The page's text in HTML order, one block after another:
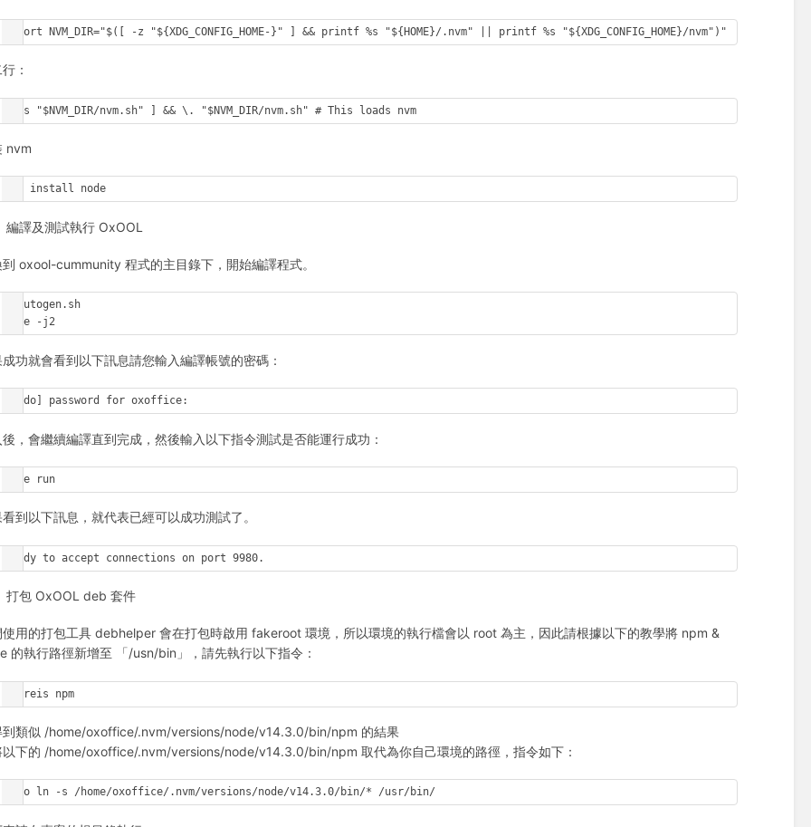
export NVM_DIR="$([ -z "${XDG_CONFIG_HOME-}" ] && printf %s "${HOME}/.nvm" || printf %s "${XDG_CONFIG_HOME}/nvm")"
：
[ -s "$NVM_DIR/nvm.sh" ] && \. "$NVM_DIR/nvm.sh" # This loads nvm
nvm
nvm install node
編譯及測試執行 OxOOL
到 oxool-cummunity 程式的主目錄下，開始編譯程式。
./autogen.sh
make -j2
功就會看到以下訊息請您輸入編譯帳號的密碼：
[sudo] password for oxoffice:
，會繼續編譯直到完成，然後輸入以下指令測試是否能運行成功：
make run
到以下訊息，就代表已經可以成功測試了。
Ready to accept connections on port 9980.
打包 OxOOL deb 套件
使用的打包工具 debhelper 會在打包時啟用 fakeroot 環境，所以環境的執行檔會以 root 為主，因此請根據以下的教學將 npm &
的執行路徑新增至 「/usn/bin」，請先執行以下指令：
whereis npm
到類似 /home/oxoffice/.nvm/versions/node/v14.3.0/bin/npm 的結果
以下的 /home/oxoffice/.nvm/versions/node/v14.3.0/bin/npm 取代為你自己環境的路徑，指令如下：
sudo ln -s /home/oxoffice/.nvm/versions/node/v14.3.0/bin/* /usr/bin/